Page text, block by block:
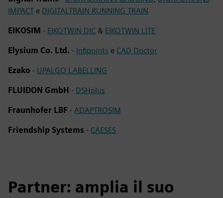
IMPACT e DIGITALTRAIN RUNNING TRAIN
EIKOSIM - EIKOTWIN DIC & EIKOTWIN LITE
Elysium Co. Ltd. - Infipoints e CAD Doctor
Ezako - UPALGO LABELLING
FLUIDON GmbH - DSHplus
Fraunhofer LBF - ADAPTROSIM
Friendship Systems - CAESES
Partner: amplia il suo